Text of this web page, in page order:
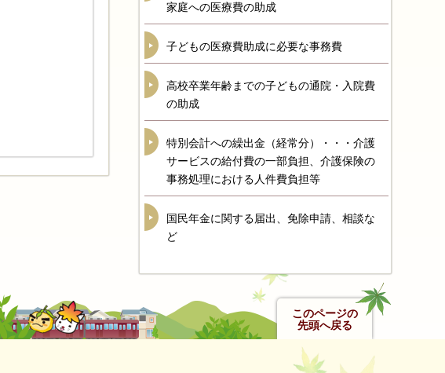
家庭への医療費の助成
子どもの医療費助成に必要な事務費
高校卒業年齢までの子どもの通院・入院費
の助成
特別会計への繰出金（経常分）・・・介護
サービスの給付費の一部負担、介護保険の
事務処理における人件費負担等
国民年金に関する届出、免除申請、相談な
ど
このページの
先頭へ戻る